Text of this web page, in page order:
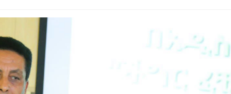
Dooktar Abiyyi Ahimad fi Giiftii Duree
Zinnaash Taayyaachoo dabalee
qondaaltootni hojii Mootummaa misooma
magaalaa Baahardaar daawwatan